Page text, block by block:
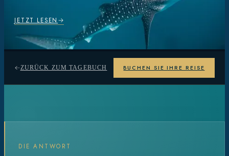
JETZT LESEN
ZURÜCK ZUM TAGEBUCH BUCHEN SIE IHRE REISE
DIE ANTWORT